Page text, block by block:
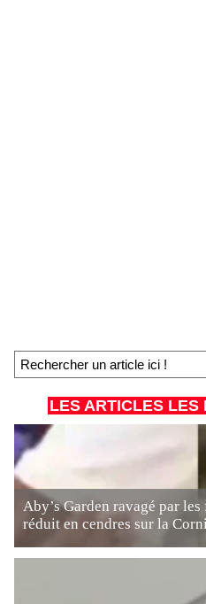
LES ARTICLES LES
Aby’s Garden ravagé par
réduit en cendres sur la